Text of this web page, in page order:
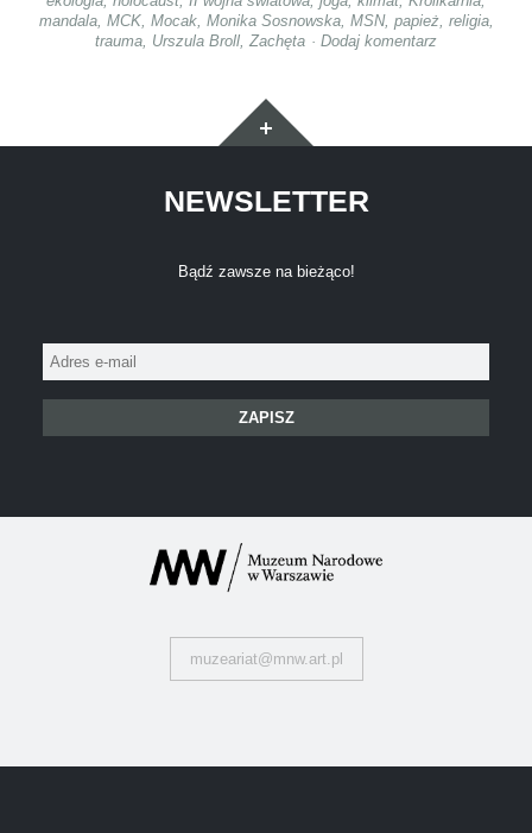
mandala, MCK, Mocak, Monika Sosnowska, MSN, papież, religia,
trauma Urszula Broll Zachęta Dodaj komentarz
Widgety
NEWSLETTER
Bądź zawsze na bieżąco!
Adres
e-
muzeariat@mnw.art.pl